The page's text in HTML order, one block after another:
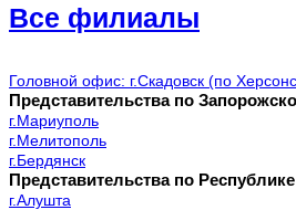
Все филиалы
Головной офис: г.Скадовск (по
Представительства по
г.Мариуполь
г.Мелитополь
г.Бердянск
Представительства по
г.Алушта